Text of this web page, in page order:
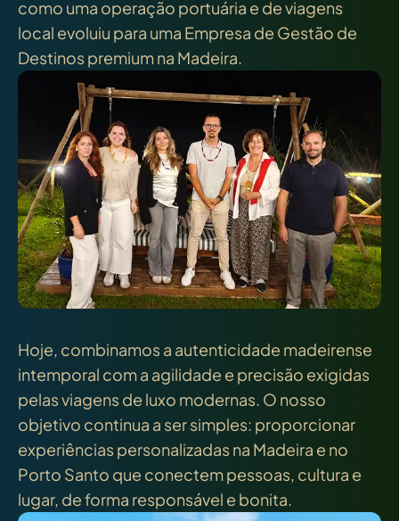
Hoje, combinamos a autenticidade madeirense
intemporal com a agilidade e precisão exigidas
pelas viagens de luxo modernas. O nosso
objetivo continua a ser simples: proporcionar
experiências personalizadas na Madeira e no
Porto Santo que conectem pessoas, cultura e
lugar, de forma responsável e bonita.
como uma operação portuária e de viagens
local evoluiu para uma Empresa de Gestão de
Destinos premium na Madeira.